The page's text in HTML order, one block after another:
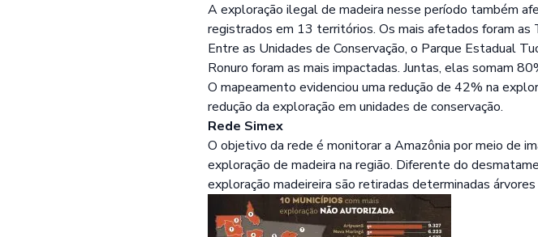
A exploração ilegal de madeira nesse período também
registrados em 13 territórios. Os mais afetados foram as
Entre as Unidades de Conservação, o Parque Estadual
Ronuro foram as mais impactadas. Juntas, elas somam
O mapeamento evidenciou uma redução de 42% na
redução da exploração em unidades de conservação.
Rede Simex
O objetivo da rede é monitorar a Amazônia por meio de
exploração de madeira na região. Diferente do
exploração madeireira são retiradas determinadas